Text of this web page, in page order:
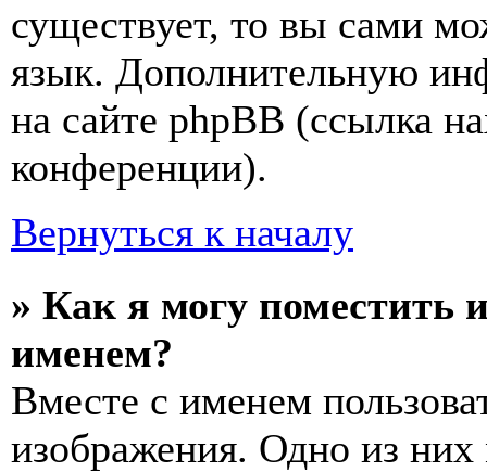
существует, то вы сами
язык. Дополнительную
на сайте phpBB (ссылка
конференции).
Вернуться к началу
» Как я могу поместить
именем?
Вместе с именем
изображения. Одно из